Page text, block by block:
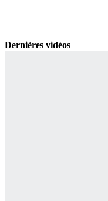
Dernières vidéos